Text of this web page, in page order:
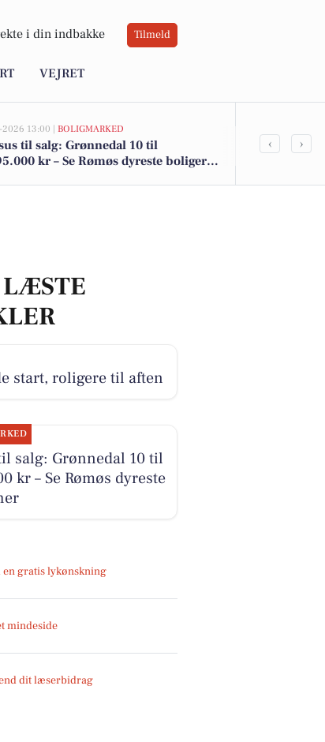
i din indbakke Tilmeld
VEJRET
13:00 | BOLIGMARKED
til salg: Grønnedal 10 til
kr – Se Rømøs dyreste boliger
Spier PS
‹ ›
LÆSTE
start, roligere til aften
salg: Grønnedal 10 til
kr – Se Rømøs dyreste
en gratis lykønskning
mindeside
dit læserbidrag